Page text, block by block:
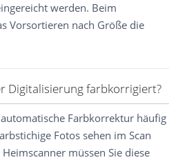
werden. Beim
Vorsortieren nach Größe die
Digitalisierung farbkorrigiert?
Farbkorrektur häufig
Fotos sehen im Scan
müssen Sie diese